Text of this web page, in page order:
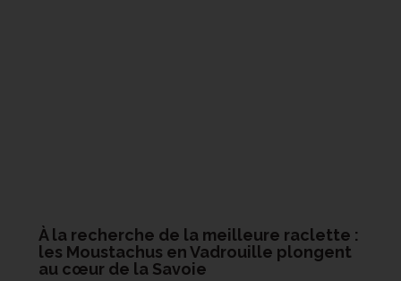
À la recherche de la meilleure raclette :
les Moustachus en Vadrouille plongent
au cœur de la Savoie